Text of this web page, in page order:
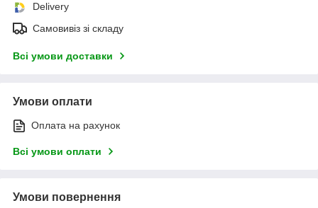
Delivery
Самовивіз зі складу
Всі умови доставки
Умови оплати
Оплата на рахунок
Всі умови оплати
Умови повернення